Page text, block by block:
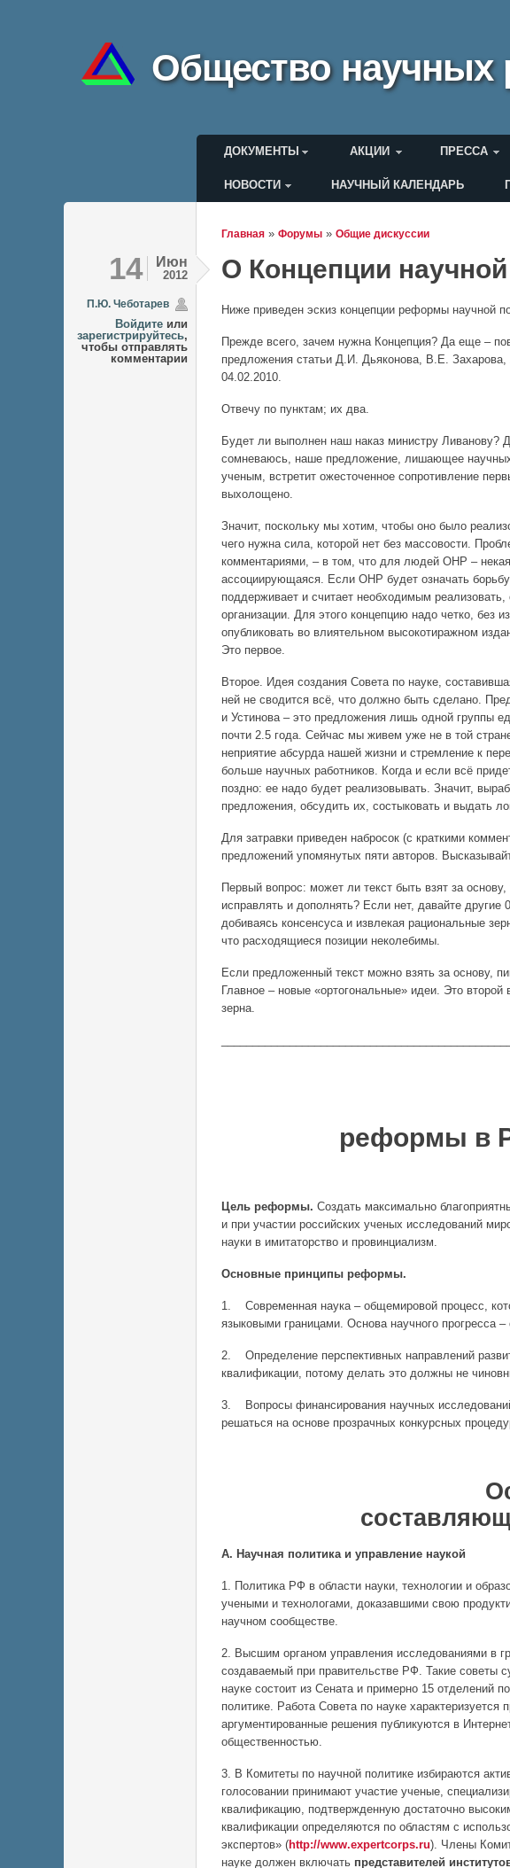
Общество научных
Главное меню
ДОКУМЕНТЫ АКЦИИ ПРЕССА
Меню пользователя
НОВОСТИ НАУЧНЫЙ КАЛЕНДАРЬ
Вы здесь
Главная » Форумы » Общие дискуссии
14 Июн
2012
П.Ю. Чеботарев
Войдите или
зарегистрируйтесь,
чтобы отправлять
комментарии
О Концепции
Ниже приведен эскиз концепции реформы научной
Прежде всего, зачем нужна Концепция? Да еще –
предложения статьи Д.И. Дьяконова, В.Е.
04.02.2010.
Отвечу по пунктам; их два.
Будет ли выполнен наш наказ министру Ливанову?
сомневаюсь, наше предложение, лишающее
ученым, встретит ожесточенное сопротивление
выхолощено.
Значит, поскольку мы хотим, чтобы оно было
чего нужна сила, которой нет без массовости.
комментариями, – в том, что для людей ОНР –
ассоциирующаяся. Если ОНР будет означать
поддерживает и считает необходимым
организации. Для этого концепцию надо четко, без
опубликовать во влиятельном высокотиражном
Это первое.
Второе. Идея создания Совета по науке,
ней не сводится всё, что должно быть сделано.
и Устинова – это предложения лишь одной группы
почти 2.5 года. Сейчас мы живем уже не в той
неприятие абсурда нашей жизни и стремление к
больше научных работников. Когда и если всё
поздно: ее надо будет реализовывать. Значит,
предложения, обсудить их, состыковать и выдать
Для затравки приведен набросок (с краткими
предложений упомянутых пяти авторов.
Первый вопрос: может ли текст быть взят за
исправлять и дополнять? Если нет, давайте
добиваясь консенсуса и извлекая рациональные
что расходящиеся позиции неколебимы.
Если предложенный текст можно взять за основу,
Главное – новые «ортогональные» идеи. Это
зерна.
реформы в
Цель реформы. Создать максимально
и при участии российских ученых исследований
науки в имитаторство и провинциализм.
Основные принципы реформы.
1. Современная наука – общемировой процесс,
языковыми границами. Основа научного прогресса
2. Определение перспективных направлений
квалификации, потому делать это должны не
3. Вопросы финансирования научных
решаться на основе прозрачных конкурсных
Основные
А. Научная политика и управление наукой
1. Политика РФ в области науки, технологии и
учеными и технологами, доказавшими свою
научном сообществе.
2. Высшим органом управления исследованиями в
создаваемый при правительстве РФ. Такие советы
науке состоит из Сената и примерно 15
политике. Работа Совета по науке
аргументированные решения публикуются в
общественностью.
3. В Комитеты по научной политике избираются
голосовании принимают участие ученые,
квалификацию, подтвержденную достаточно
квалификации определяются по областям с
экспертов» (http://www.expertcorps.ru). Члены
науке должен включать представителей